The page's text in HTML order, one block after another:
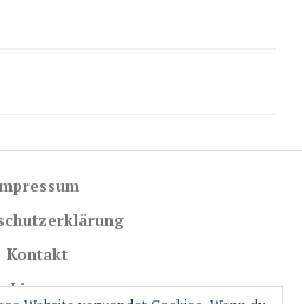
Kontakt
Lizenz